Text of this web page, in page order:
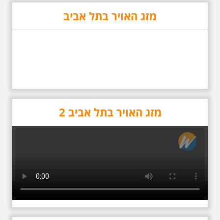
סיור באחדים מתחנותיו של אריק
איינשטיין בתל-אביב. החל ממקום
ילדותו, דרך המקומות שהזכיר בשיריו.
מקום עליהם חלם והתגעגע. נתחיל
כשביאליק פוגש את
סיור מיוחד ומרגש ברחובות ביאליק
של ארץ ישראל. זאת בעיקר סביב
החלטתו של חיים נחמן ביאליק
מזג האויר בתל אביב
מזג האויר בתל אביב 2